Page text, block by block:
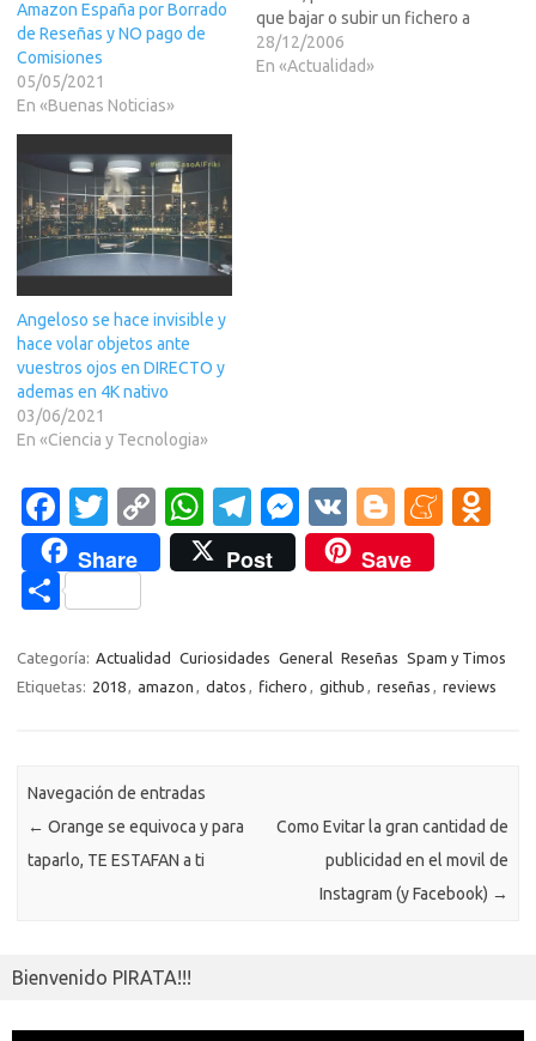
Amazon España por Borrado
de Reseñas y NO pago de
Comisiones
05/05/2021
En «Buenas Noticias»
que bajar o subir un fichero a
una velocidad mas o menos
constante a/desde un site.
28/12/2006
En «Actualidad»
Angeloso se hace invisible y
hace volar objetos ante
vuestros ojos en DIRECTO y
ademas en 4K nativo
03/06/2021
En «Ciencia y Tecnologia»
Fa
c
e
b
o
o
T
w
it
te
r
C
o
p
Li
n
W
h
at
A
p
T
el
e
a
m
M
es
se
g
er
V
K
Bl
o
g
er
M
a
m
kl
as
i
Share Post Save
C
m
p
ti
r
Categoría: Actualidad Curiosidades General Reseñas Spam y Timos
Etiquetas: 2018 amazon datos fichero github reseñas reviews
Navegación de entradas
← Orange se equivoca y para
taparlo, TE ESTAFAN a ti
Como Evitar la gran cantidad de
publicidad en el movil de
Instagram (y Facebook) →
Bienvenido PIRATA!!!